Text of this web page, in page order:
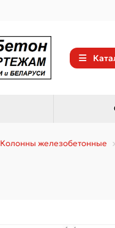
Колонны железобетонные